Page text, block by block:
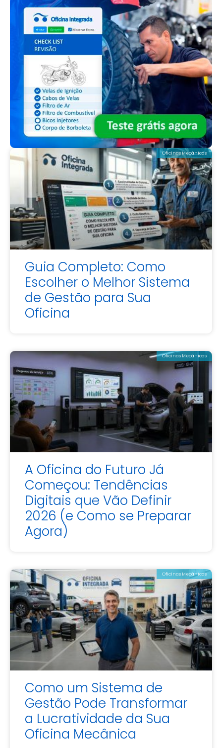
Oficinas Mecânicas
Guia Completo: Como
Escolher o Melhor Sistema
de Gestão para Sua
Oficina
Oficinas Mecânicas
A Oficina do Futuro Já
Começou: Tendências
Digitais que Vão Definir
2026 (e Como se Preparar
Agora)
Oficinas Mecânicas
Como um Sistema de
Gestão Pode Transformar
a Lucratividade da Sua
Oficina Mecânica